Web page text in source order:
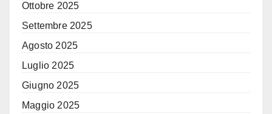
Ottobre 2025
Settembre 2025
Agosto 2025
Luglio 2025
Giugno 2025
Maggio 2025